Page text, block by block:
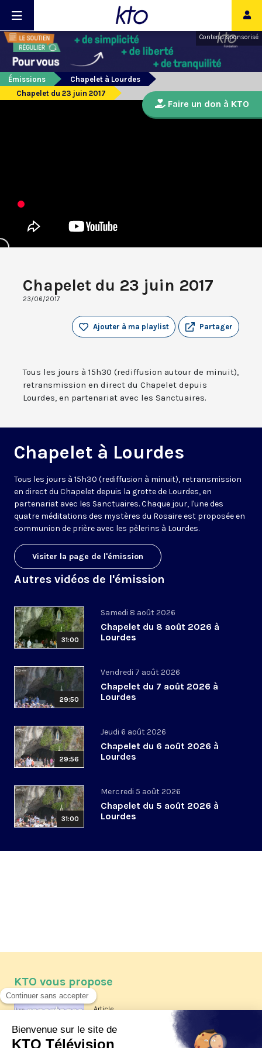
Contenu sponsorisé
Émissions
Chapelet à Lourdes
Chapelet du 23 juin 2017
Chapelet du 23 juin 2017
23/06/2017
Partager
Ajouter à ma playlist
Tous les jours à 15h30 (rediffusion autour de minuit),
retransmission en direct du Chapelet depuis
Lourdes, en partenariat avec les Sanctuaires.
Chapelet à Lourdes
Tous les jours à 15h30 (rediffusion à minuit), retransmission
en direct du Chapelet depuis la grotte de Lourdes, en
partenariat avec les Sanctuaires. Chaque jour, l'une des
quatre méditations des mystères du Rosaire est proposée en
communion de prière avec les pèlerins à Lourdes.
Visiter la page de l'émission
Autres vidéos de l'émission
31:00
Samedi 8 août 2026
Chapelet du 8 août 2026 à
Lourdes
29:50
Vendredi 7 août 2026
Chapelet du 7 août 2026 à
Lourdes
29:56
Jeudi 6 août 2026
Chapelet du 6 août 2026 à
Lourdes
31:00
Mercredi 5 août 2026
Chapelet du 5 août 2026 à
Lourdes
Faire un don à KTO
KTO vous propose
Article
Les reportages d'été 2026 de KTO